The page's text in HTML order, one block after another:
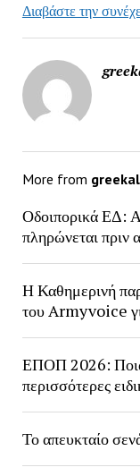
Διαβάστε την
More from
Οδοιπορικά ΕΔ:
πληρώνεται πριν
Η Καθημερινή
του Armyvoice
ΕΠΟΠ 2026: Ποια
περισσότερες
Το απευκταίο